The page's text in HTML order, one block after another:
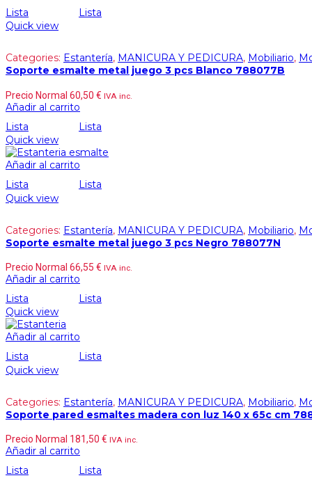
Lista
Lista
Quick view
Categories: Estantería, MANICURA Y PEDICURA, Mobiliario,
Soporte esmalte metal juego 3 pcs Blanco 788077B
Precio Normal 60,50 € IVA inc.
Añadir al carrito
Lista
Lista
Quick view
Añadir al carrito
Lista
Lista
Quick view
Categories: Estantería, MANICURA Y PEDICURA, Mobiliario,
Soporte esmalte metal juego 3 pcs Negro 788077N
Precio Normal 66,55 € IVA inc.
Añadir al carrito
Lista
Lista
Quick view
Añadir al carrito
Lista
Lista
Quick view
Categories: Estantería, MANICURA Y PEDICURA, Mobiliario,
Soporte pared esmaltes madera con luz 140 x 65c cm
Precio Normal 181,50 € IVA inc.
Añadir al carrito
Lista
Lista